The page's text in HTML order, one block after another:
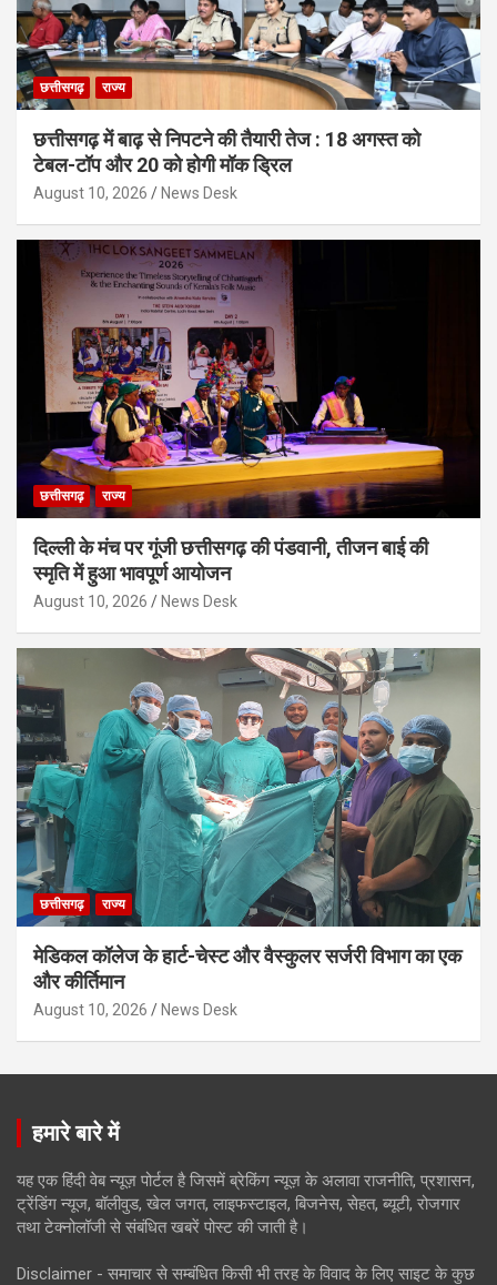
छत्तीसगढ़ राज्य
छत्तीसगढ़ में बाढ़ से निपटने की तैयारी तेज : 18 अगस्त को
टेबल-टॉप और 20 को होगी मॉक ड्रिल
August 10, 2026 News Desk
छत्तीसगढ़ राज्य
दिल्ली के मंच पर गूंजी छत्तीसगढ़ की पंडवानी, तीजन बाई की
स्मृति में हुआ भावपूर्ण आयोजन
August 10, 2026 News Desk
छत्तीसगढ़ राज्य
मेडिकल कॉलेज के हार्ट-चेस्ट और वैस्कुलर सर्जरी विभाग का एक
और कीर्तिमान
August 10, 2026 News Desk
हमारे बारे में
यह एक हिंदी वेब न्यूज़ पोर्टल है जिसमें ब्रेकिंग न्यूज़ के अलावा राजनीति, प्रशासन,
ट्रेंडिंग न्यूज, बॉलीवुड, खेल जगत, लाइफस्टाइल, बिजनेस, सेहत, ब्यूटी, रोजगार
तथा टेक्नोलॉजी से संबंधित खबरें पोस्ट की जाती है।
Disclaimer - समाचार से सम्बंधित किसी भी तरह के विवाद के लिए साइट के कुछ